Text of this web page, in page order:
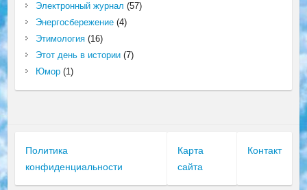
Электронный журнал (57)
Энергосбережение(4)
Этимология(16)
Этот день в истории(7)
Юмор(1)
Политика
конфиденциальности
Карта
сайта
Контакт